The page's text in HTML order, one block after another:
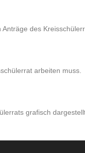
des
arbeiten muss.
grafisch